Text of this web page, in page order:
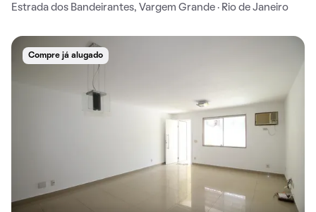
Estrada dos Bandeirantes, Vargem Grande · Rio de Janeiro
Compre já alugado